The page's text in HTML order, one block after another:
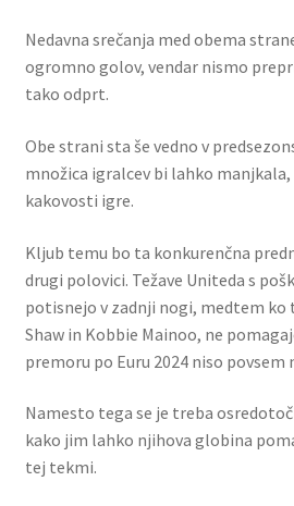
Nedavna srečanja med obema
ogromno golov, vendar nismo
tako odprt.
Obe strani sta še vedno v
množica igralcev bi lahko
kakovosti igre.
Kljub temu bo ta konkurenčna
drugi polovici. Težave Uniteda s
potisnejo v zadnji nogi, medtem ko
Shaw in Kobbie Mainoo, ne
premoru po Euru 2024 niso povsem
Namesto tega se je treba
kako jim lahko njihova globina
tej tekmi.